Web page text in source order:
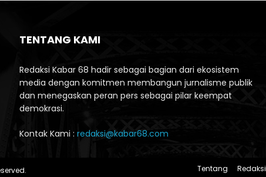
TENTANG KAMI
Redaksi Kabar 68 hadir sebagai bagian dari ekosistem
media dengan komitmen membangun jurnalisme publik
dan menegaskan peran pers sebagai pilar keempat
demokrasi.
Kontak Kami : redaksi@kabar68.com
Tentang Redaksi